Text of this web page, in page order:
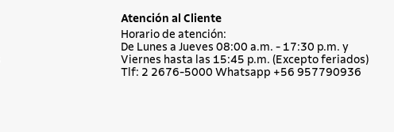
Atención al Cliente
Horario de atención:
De Lunes a Jueves 08:00 a.m. - 17:30 p.m. y
Viernes hasta las 15:45 p.m. (Excepto feriados)
Tlf: 2 2676-5000 Whatsapp +56 957790936